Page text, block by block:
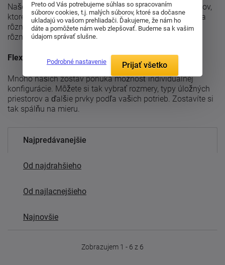
Naše zostavy sú vyrobené z vysoko kvalitných materiálov,
ktoré sú odolné a ľahko udržiavateľné. Moderný dizajn a
rôzne štýlové varianty umožňujú ľahkú integráciu do
rôznych typov interiérov.
Flexibilita
Mnoho našich zostáv ponúka možnosť individuálnej
konfigurácie. Môžete si tak vybrať rozmery, typy úložných
priestorov a ďalšie prvky podľa vašich potrieb. Zostavíte si
tak spálňu na mieru.
Najpredávanejšie
Od najdrahšieho
Od najlacnejšieho
Najnovšie
Zobrazujem 1 - 6 z 6
Preto od Vás potrebujeme súhlas so spracovaním
súborov cookies, t.j. malých súborov, ktoré sa dočasne
ukladajú vo vašom prehliadači. Ďakujeme, že nám ho
dáte a pomôžete nám web zlepšovať. Budeme sa k vašim
údajom správať slušne.
Podrobné nastavenie Prijať všetko